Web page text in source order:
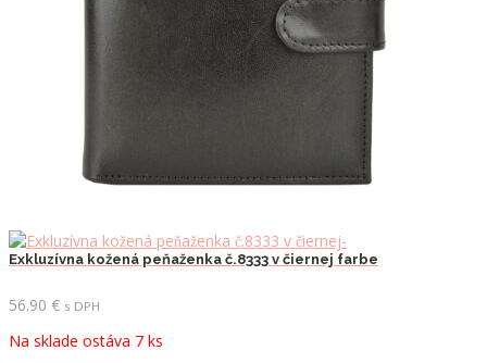
Exkluzívna kožená peňaženka č.8333 v čiernej farbe
56.90 € s DPH
Na sklade ostáva 7 ks